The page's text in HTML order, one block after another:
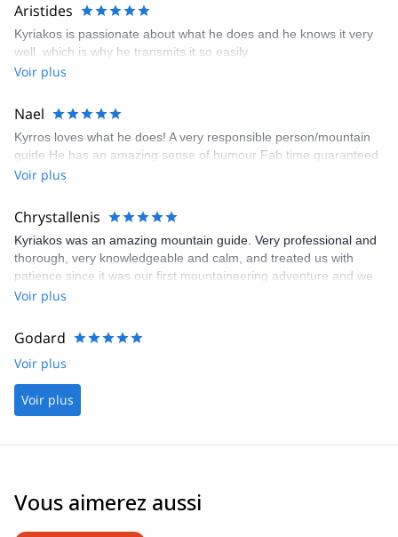
Aristides
Kyriakos is passionate about what he does and he knows it very
well, which is why he transmits it so easily
Voir plus
Nael
Kyrros loves what he does! A very responsible person/mountain
guide He has an amazing sense of humour Fab time guaranteed
Voir plus
Chrystallenis
Kyriakos was an amazing mountain guide. Very professional and
thorough, very knowledgeable and calm, and treated us with
patience since it was our first mountaineering adventure and we
faced different challenges. He went out of his way to offer us
he made sure that we reached our goal with safety. Thank you
Kyriakos, we had an amazing time! Till next time
Voir plus
Godard
Voir plus
Voir plus
Vous aimerez aussi